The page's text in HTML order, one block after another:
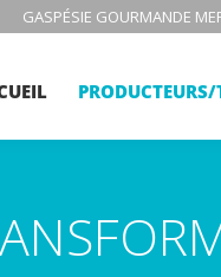
GASPÉSIE GOURMANDE